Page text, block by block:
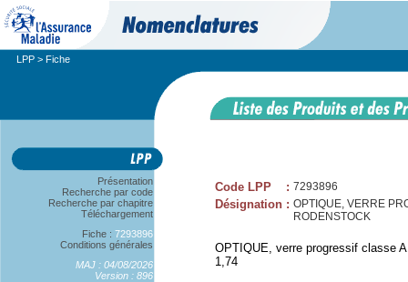
LPP > Fiche
Présentation
Recherche par code
Recherche par chapitre
Téléchargement
Fiche : 7293896
Conditions générales
MAJ : 04/08/2026
Version : 896
Code LPP : 7293896
Désignation : OPTIQUE, VERRE
RODENSTOCK
OPTIQUE, verre progressif classe
1,74